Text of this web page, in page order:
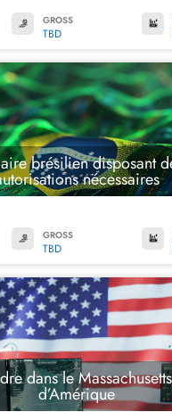
GROSS
TBD
brésilien disposant
nécessaires
GROSS
TBD
dans le
d’Amérique